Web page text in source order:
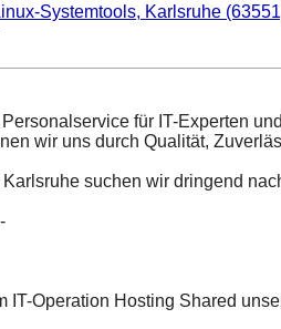
Systemtools, Karlsruhe
für IT-Experten
wir uns durch Qualität,
suchen wir dringend
IT-Operation Hosting Shared